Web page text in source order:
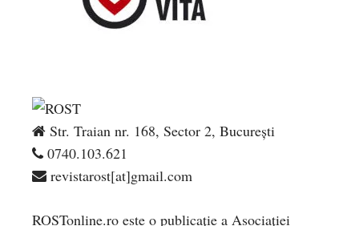
Str. Traian nr. 168, Sector 2, București
0740.103.621
revistarost[at]gmail.com
ROSTonline.ro este o publicaţie a Asociaţiei